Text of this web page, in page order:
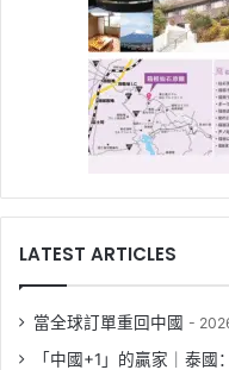
LATEST ARTICLES
當全球訂單重回中國
「中國+1」的贏家｜泰國